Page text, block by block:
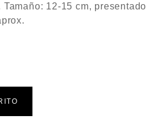
a
d
d
e
12-15 cm, presentado